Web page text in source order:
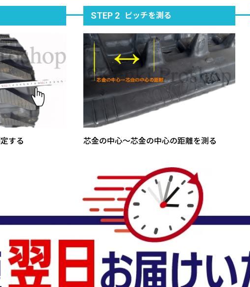
する
STEP 2 ピッチを測る
芯金の中心～芯金の中心の距離を測る